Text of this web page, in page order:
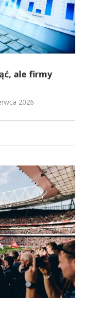
ale firmy
2026